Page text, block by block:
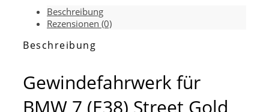
Gold
Menge
Beschreibung
Rezensionen (0)
Beschreibung
Gewindefahrwerk für
BMW 7 (E38) Street Gold